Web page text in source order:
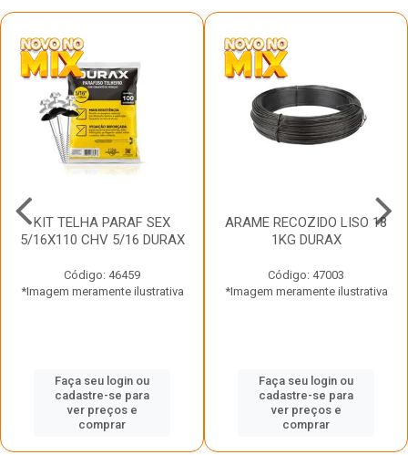
KIT TELHA PARAF SEX
5/16X110 CHV 5/16 DURAX
Código: 46459
*Imagem meramente ilustrativa
Faça seu login ou
cadastre-se para
ver preços e
comprar
ARAME RECOZIDO LISO 18
1KG DURAX
Código: 47003
*Imagem meramente ilustrativa
Faça seu login ou
cadastre-se para
ver preços e
comprar